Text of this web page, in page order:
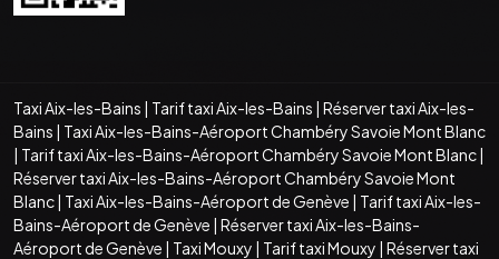
Taxi Aix-les-Bains | Tarif taxi Aix-les-Bains | Réserver taxi Aix-les-
Bains | Taxi Aix-les-Bains-Aéroport Chambéry Savoie Mont Blanc
| Tarif taxi Aix-les-Bains-Aéroport Chambéry Savoie Mont Blanc|
Réserver taxi Aix-les-Bains-Aéroport Chambéry Savoie Mont
Blanc| Taxi Aix-les-Bains-Aéroport de Genève | Tarif taxi Aix-les-
Bains-Aéroport de Genève | Réserver taxi Aix-les-Bains-
Aéroport de Genève | Taxi Mouxy | Tarif taxi Mouxy | Réserver taxi